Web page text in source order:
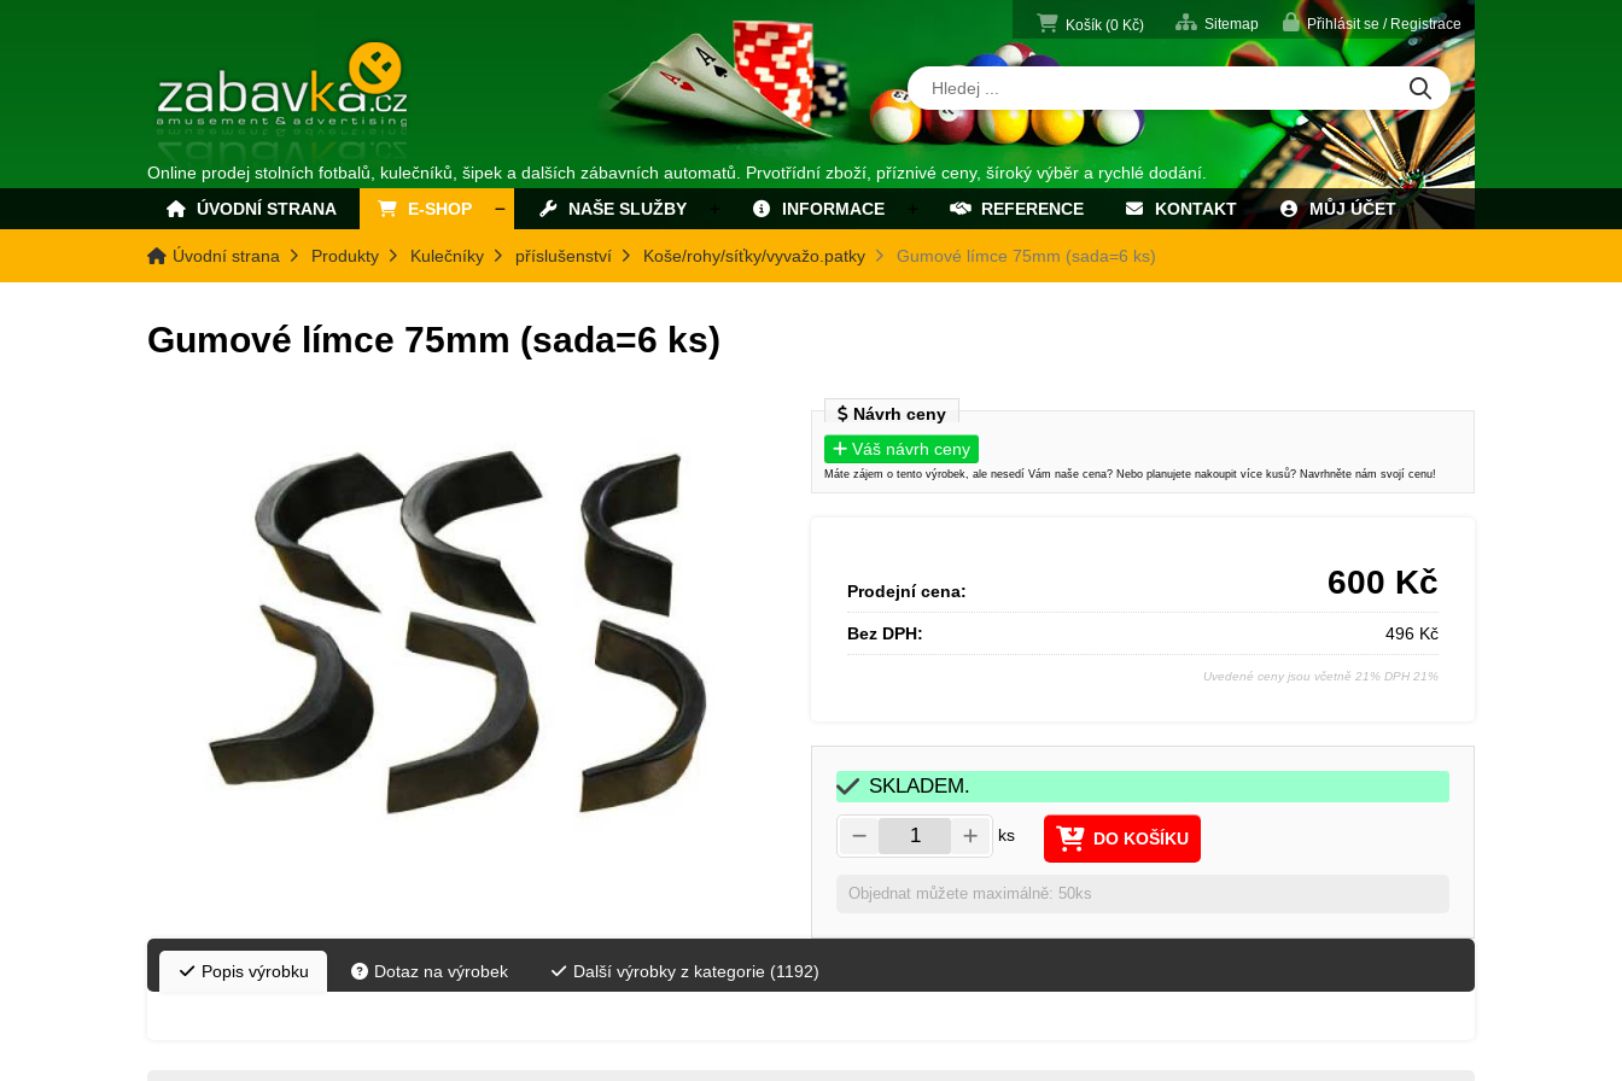
Košík (0 Kč) Sitemap Přihlásit se / Registrace
Online prodej stolních fotbalů, kulečníků, šipek a dalších zábavních automatů. Prvotřídní zboží, příznivé ceny, šíroký výběr a rychlé dodání.
ÚVODNÍ STRANA
E-SHOP NAŠE SLUŽBY INFORMACE REFERENCE KONTAKT MŮJ ÚČET
Úvodní strana Produkty Kulečníky příslušenství Koše/rohy/síťky/vyvažo.patky Gumové límce 75mm (sada=6 ks)
Gumové límce 75mm (sada=6 ks)
Návrh ceny
Váš návrh ceny
Máte zájem o tento výrobek, ale nesedí Vám naše cena? Nebo planujete nakoupit více kusů? Navrhněte nám svojí cenu!
Prodejní cena: 600 Kč
Bez DPH: 496 Kč
Uvedené ceny jsou včetně 21% DPH 21%
SKLADEM.
ks DO KOŠÍKU
Objednat můžete maximálně: 50ks
Popis výrobku Dotaz na výrobek Další výrobky z kategorie (1192)